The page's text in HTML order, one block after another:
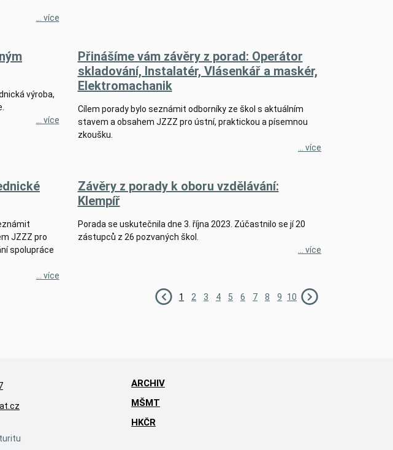
... více
výroba,
... více
Přinášíme vám závěry z porad: Operátor
skladování, Instalatér, Vlásenkář a maskér,
Elektromachanik
Cílem porady bylo seznámit odborníky ze škol s aktuálním
stavem a obsahem JZZZ pro ústní, praktickou a písemnou
zkoušku.
... více
JZZZ pro
spolupráce
... více
Závěry z porady k oboru vzdělávání:
Klempíř
Porada se uskutečnila dne 3. října 2023. Zúčastnilo se jí 20
zástupců z 26 pozvaných škol.
... více
1 2 3 4 5 6 7 8 9 10
ARCHIV
MŠMT
HKČR